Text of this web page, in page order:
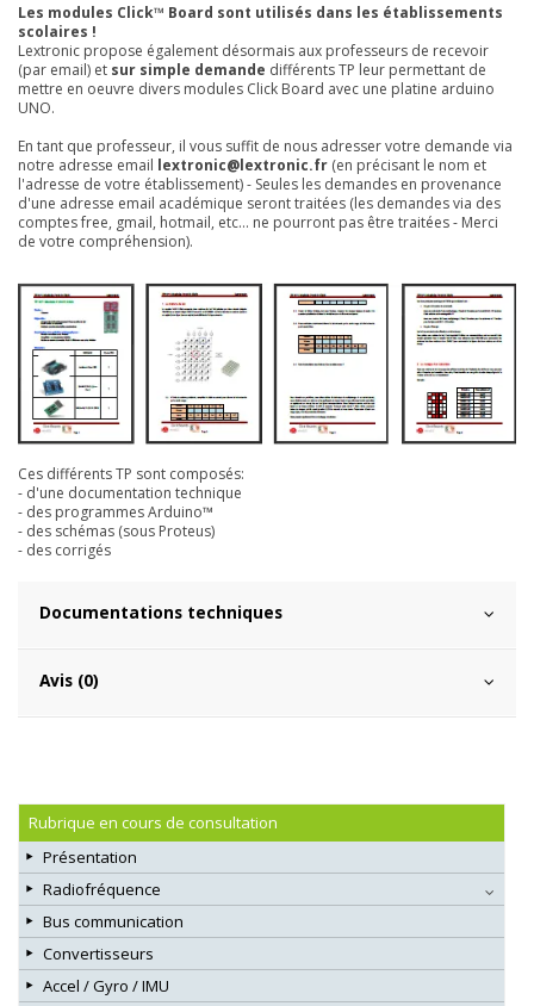
Les modules Click™ Board sont utilisés dans les établissements
scolaires !
Lextronic propose également désormais aux professeurs de recevoir
(par email) et sur simple demande différents TP leur permettant de
mettre en oeuvre divers modules Click Board avec une platine arduino
UNO.
En tant que professeur, il vous suffit de nous adresser votre demande via
notre adresse email lextronic@lextronic.fr (en précisant le nom et
l'adresse de votre établissement) - Seules les demandes en provenance
d'une adresse email académique seront traitées (les demandes via des
comptes free, gmail, hotmail, etc... ne pourront pas être traitées - Merci
de votre compréhension).
Ces différents TP sont composés:
- d'une documentation technique
- des programmes Arduino™
- des schémas (sous Proteus)
- des corrigés
Documentations techniques
Avis (0)
Rubrique en cours de consultation
Présentation
Radiofréquence
Bus communication
Convertisseurs
Accel / Gyro / IMU